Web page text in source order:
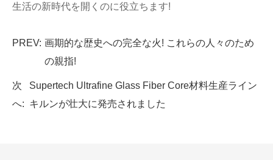
生活の新時代を開くのに役立ちます!
PREV: 画期的な歴史への完全な火! これらの人々のため
の親指!
次
へ:
Supertech Ultrafine Glass Fiber Core材料生産ライン
キルンが壮大に発売されました